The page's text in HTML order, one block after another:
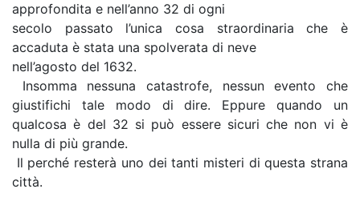
approfondita e nell’anno 32 di ogni
secolo passato l’unica cosa straordinaria che è
accaduta è stata una spolverata di neve
nell’agosto del 1632.
Insomma nessuna catastrofe, nessun evento che
giustifichi tale modo di dire. Eppure quando un
qualcosa è del 32 si può essere sicuri che non vi è
nulla di più grande.
Il perché resterà uno dei tanti misteri di questa strana
città.